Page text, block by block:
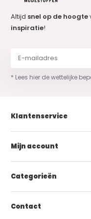
Altijd snel op de hoogte
inspiratie!
* Lees hier de wettelijke
Klantenservice
Mijn account
Categorieën
Contact